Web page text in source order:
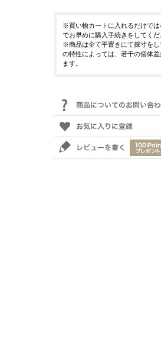
※買い物カートに入れるだけで
でお早めに購入手続きをしてくだ
※商品は全て平置きにて採寸を
の特性によっては、若干の個体
ます。